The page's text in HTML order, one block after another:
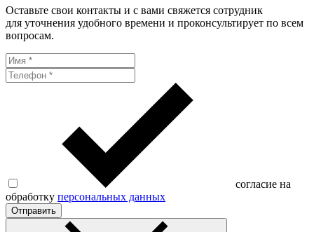
Оставьте свои контакты и с вами свяжется сотрудник
для уточнения удобного времени и проконсультирует по всем
вопросам.
согласие на
обработку персональных данных
Отправить